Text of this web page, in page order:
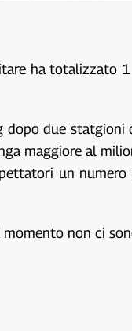
ha totalizzato
due
maggiore al
un
non ci